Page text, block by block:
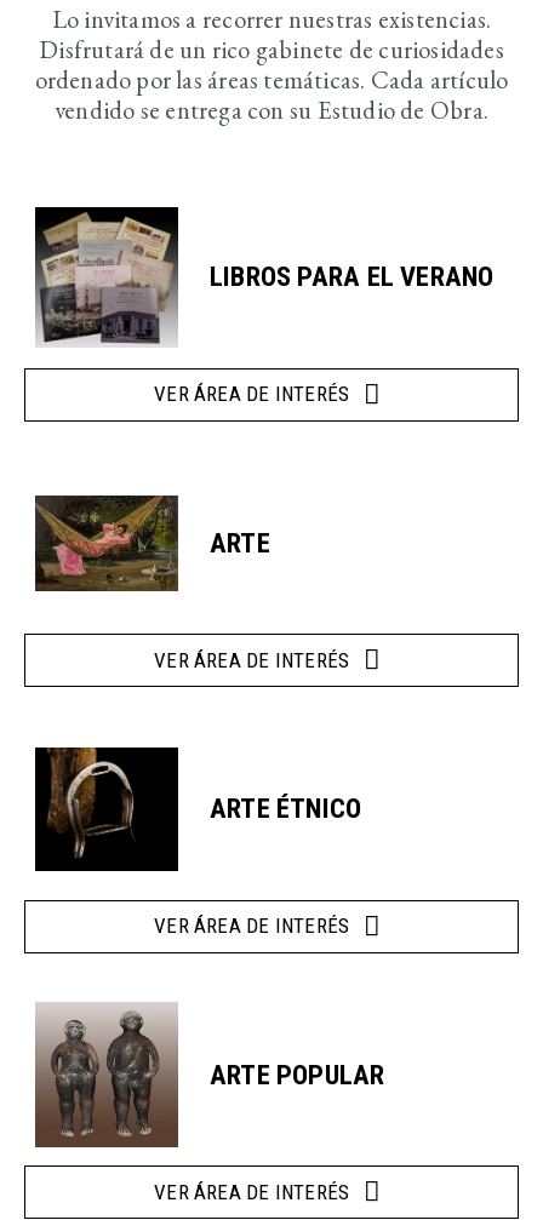
Lo invitamos a recorrer nuestras existencias.
Disfrutará de un rico gabinete de curiosidades
ordenado por las áreas temáticas. Cada artículo
vendido se entrega con su Estudio de Obra.
LIBROS PARA EL VERANO
VER ÁREA DE INTERÉS
ARTE
VER ÁREA DE INTERÉS
ARTE ÉTNICO
VER ÁREA DE INTERÉS
ARTE POPULAR
VER ÁREA DE INTERÉS